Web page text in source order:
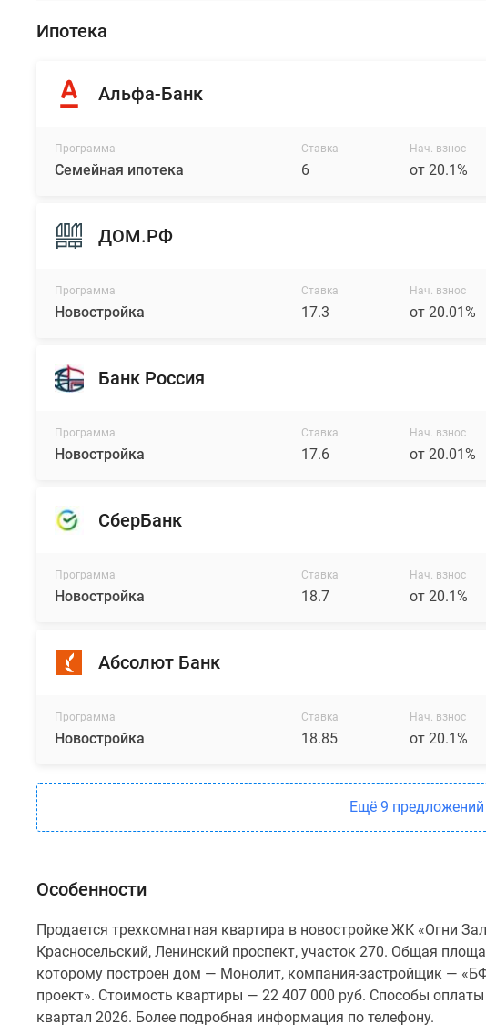
Ипотека
Альфа-Банк
Программа
Семейная ипотека
Ставка
6
Нач. взнос
от 20.1%
ДОМ.РФ
Программа
Новостройка
Ставка
17.3
Нач. взнос
от 20.01%
Банк Россия
Программа
Новостройка
Ставка
17.6
Нач. взнос
от 20.01%
СберБанк
Программа
Новостройка
Ставка
18.7
Нач. взнос
от 20.1%
Абсолют Банк
Программа
Новостройка
Ставка
18.85
Нач. взнос
от 20.1%
Ещё 9 предложений
Особенности
Продается трехкомнатная квартира в новостройке ЖК «Огни
Красносельский, Ленинский проспект, участок 270. Общая
которому построен дом — Монолит, компания-застройщик —
проект». Стоимость квартиры — 22 407 000 руб. Способы
квартал 2026. Более подробная информация по телефону.